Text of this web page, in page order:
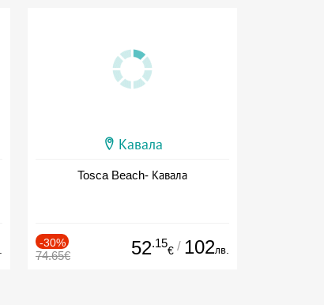
Кавала
Tosca Beach- Кавала
-30%
74.65€ 52.15
€ / 102лв.